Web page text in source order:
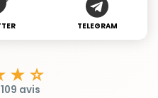
TELEGRAM
109 avis